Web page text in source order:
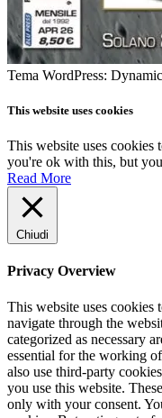
Tema WordPress:
This website uses cookies
This website uses cookies
you're ok with this, but
Read More
Chiudi
Privacy Overview
This website uses
navigate through the
categorized as necessary
essential for the working
also use third-party
you use this website.
only with your consent.